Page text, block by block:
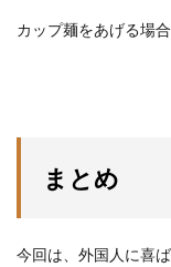
カップ麺をあげる場
まとめ
今回は、外国人に喜